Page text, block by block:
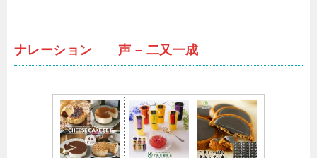
ナレーション 声 – 二又一成